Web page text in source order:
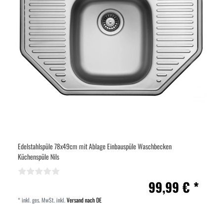
Edelstahlspüle 78x49cm mit Ablage Einbauspüle Waschbecken
Küchenspüle Nils
99,99 € *
*inkl. ges. MwSt.inkl.Versand nach DE